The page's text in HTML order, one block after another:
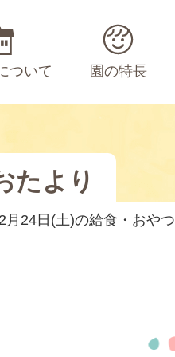
ついて 園の特長
たより
2月24日(土)の給食・おやつ